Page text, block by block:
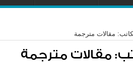
مقالات مترجمة
مقالات مترجمة